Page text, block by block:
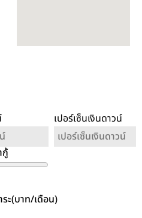
เปอร์เซ็นเงินดาวน์
กู้
ะ(บาท/เดือน)